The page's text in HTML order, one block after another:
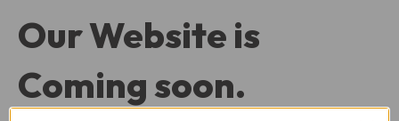
Our Website is
Coming soon.